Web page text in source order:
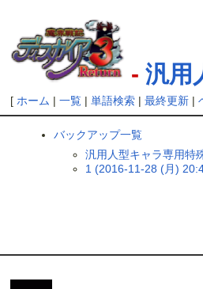
-汎用
[ ホーム |一覧 |単語検索 |最終更新 |
バックアップ一覧
汎用人型キャラ専用特
1 (2016-11-28 (月)